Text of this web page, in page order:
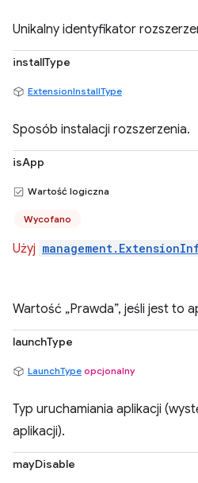
Unikalny identyfikator
installType
ExtensionInstallType
Sposób instalacji rozszerzenia.
isApp
Wartość logiczna
Wycofano
Użyj
Wartość „Prawda”, jeśli jest to
launchType
LaunchType opcjonalny
Typ uruchamiania aplikacji
aplikacji).
mayDisable